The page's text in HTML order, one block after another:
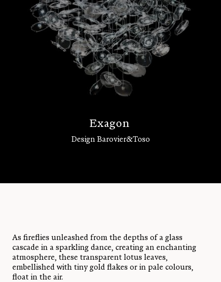
Exagon
Design Barovier&Toso
As fireflies unleashed from the depths of a glass
cascade in a sparkling dance, creating an enchanting
atmosphere, these transparent lotus leaves,
embellished with tiny gold flakes or in pale colours,
float in the air.